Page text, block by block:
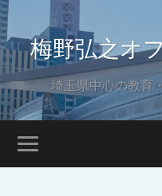
梅野弘之オ
埼玉県中心の教育